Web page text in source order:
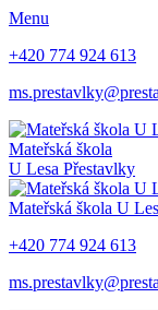
Menu
+420 774 924 613
Mateřská škola
U Lesa Přestavlky
Mateřská škola U
+420 774 924 613